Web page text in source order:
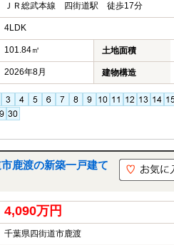
ＪＲ総武本線 四街道駅 徒歩17分
4LDK
101.84㎡ 土地面積
2026年8月 建物構造
鹿渡の新築一戸建て
4,090万円
千葉県四街道市鹿渡